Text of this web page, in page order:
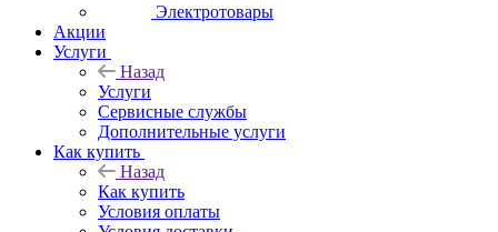
Электротовары
Акции
Услуги
Назад
Услуги
Сервисные службы
Дополнительные услуги
Как купить
Назад
Как купить
Условия оплаты